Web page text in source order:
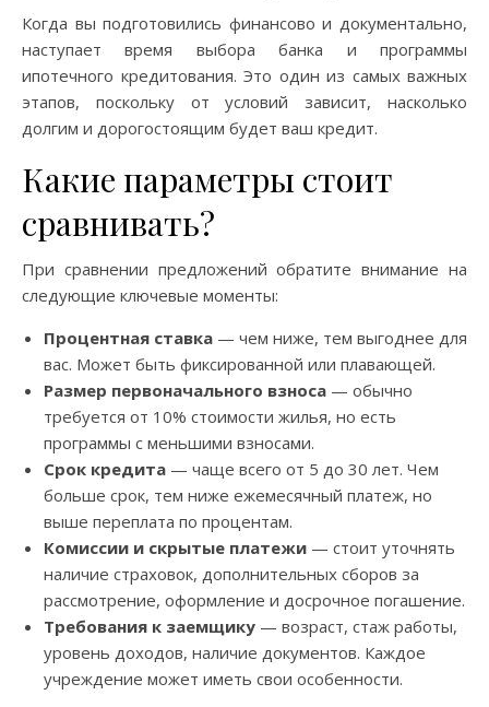
Когда вы подготовились финансово и документально,
наступает время выбора банка и программы
ипотечного кредитования. Это один из самых важных
этапов, поскольку от условий зависит, насколько
долгим и дорогостоящим будет ваш кредит.
Какие параметры стоит
сравнивать?
При сравнении предложений обратите внимание на
следующие ключевые моменты:
Процентная ставка — чем ниже, тем выгоднее для
вас. Может быть фиксированной или плавающей.
Размер первоначального взноса — обычно
требуется от 10% стоимости жилья, но есть
программы с меньшими взносами.
Срок кредита — чаще всего от 5 до 30 лет. Чем
больше срок, тем ниже ежемесячный платеж, но
выше переплата по процентам.
Комиссии и скрытые платежи — стоит уточнять
наличие страховок, дополнительных сборов за
рассмотрение, оформление и досрочное погашение.
Требования к заемщику — возраст, стаж работы,
уровень доходов, наличие документов. Каждое
учреждение может иметь свои особенности.